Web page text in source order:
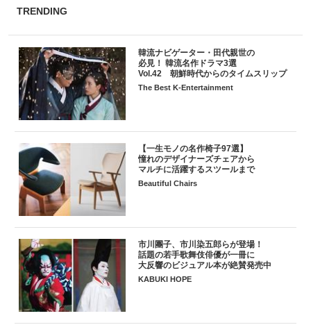
TRENDING
韓流ナビゲーター・田代親世の
必見！ 韓流名作ドラマ3選
Vol.42 朝鮮時代からのタイムスリップ
The Best K-Entertainment
【一生モノの名作椅子97選】
憧れのデザイナーズチェアから
マルチに活躍するスツールまで
Beautiful Chairs
市川團子、市川染五郎らが登場！
話題の若手歌舞伎俳優が一冊に
大反響のビジュアル本が絶賛発売中
KABUKI HOPE